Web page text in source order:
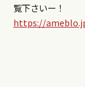
覧下さいー！
https://